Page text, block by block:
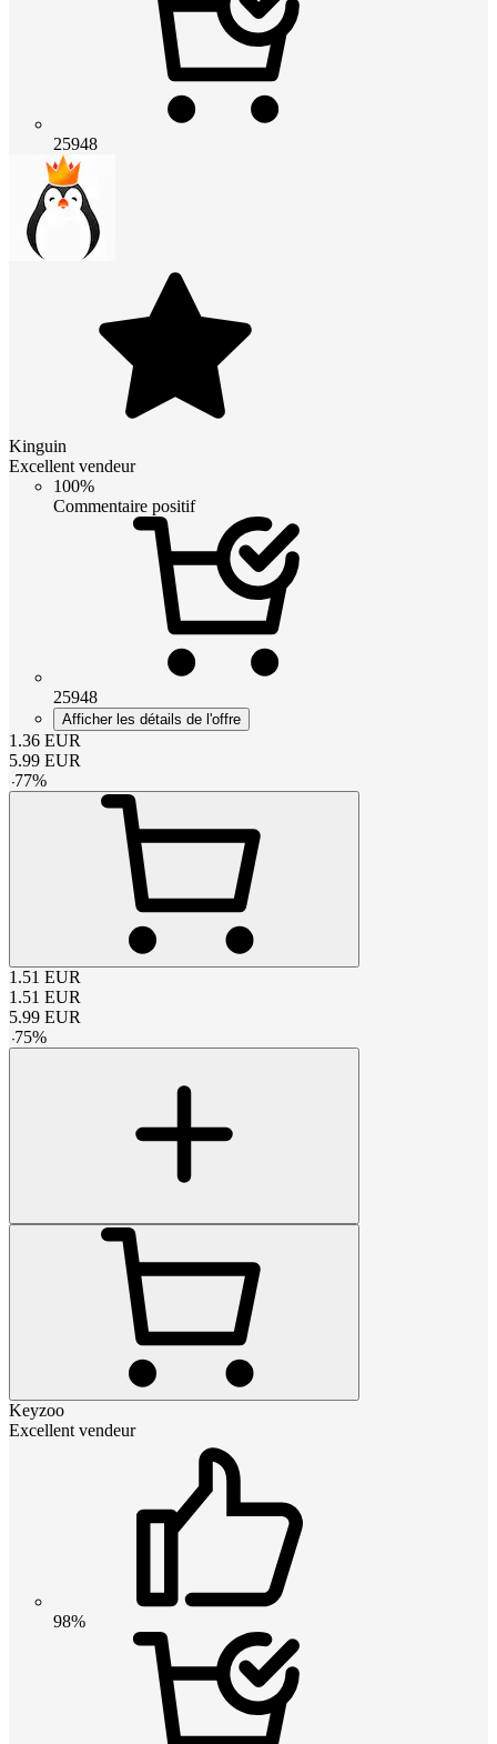
25948
Kinguin
Excellent vendeur
100%
Commentaire positif
25948
Afficher les détails de l'offre
1.36 EUR
5.99 EUR
-77%
1.51 EUR
1.51 EUR
5.99 EUR
-75%
Keyzoo
Excellent vendeur
98%